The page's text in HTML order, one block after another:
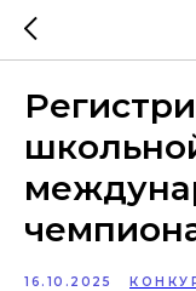
16.10.2025